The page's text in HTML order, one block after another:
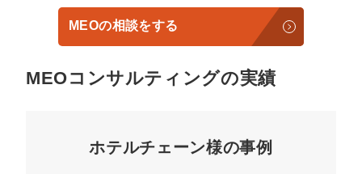
MEOの相談をする
MEOコンサルティングの実績
ホテルチェーン様の事例